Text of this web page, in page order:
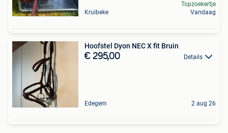
Kruibeke
Topzoekertje
Vandaag
Hoofstel Dyon NEC X fit Bruin
€ 295,00 Details
Edegem 2 aug 26